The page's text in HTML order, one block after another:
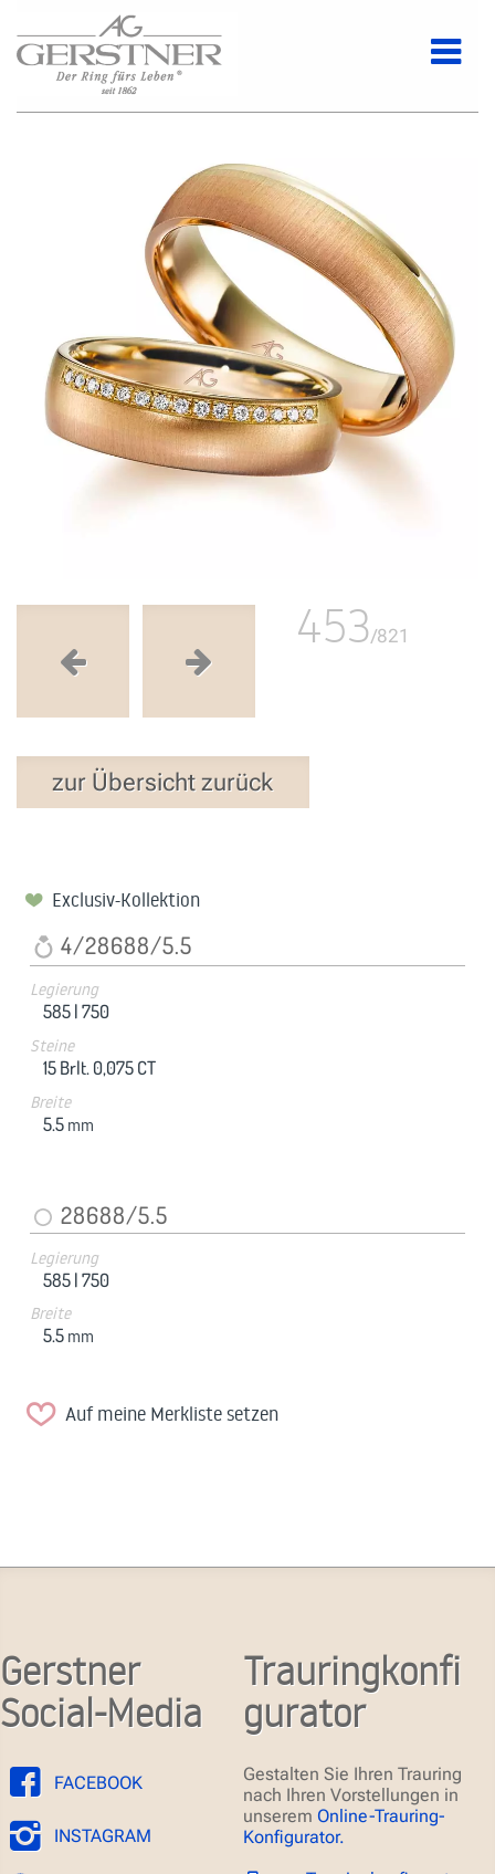
453/821
zur Übersicht zurück
Exclusiv-Kollektion
4/28688/5.5
Legierung
585 |750
Steine
15 Brlt. 0,075 CT
Breite
5.5 mm
28688/5.5
Legierung
585 |750
Breite
5.5 mm
Auf meine Merkliste setzen
Gerstner
Social-Media
FACEBOOK
INSTAGRAM
Trauringkonfi
gurator
Gestalten Sie Ihren Trauring
nach Ihren Vorstellungen in
unserem Online-Trauring-
Konfigurator.